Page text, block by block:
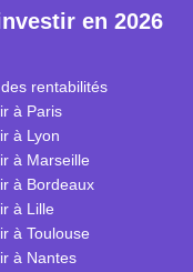
encore ne
d’autres
en 2026
rentabilités
à Paris
à Lyon
à Marseille
à Bordeaux
à Lille
à Toulouse
à Nantes